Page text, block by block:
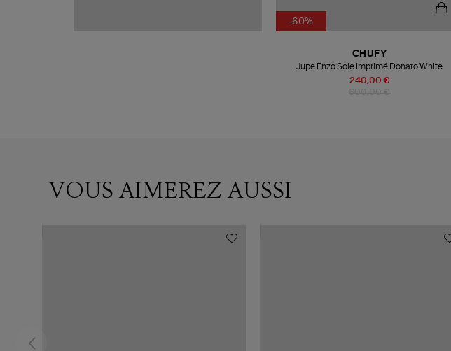
-60%
240,00 €
CHUFY
Jupe Enzo Soie Imprimé Donato White
VOUS AIMEREZ AUSSI